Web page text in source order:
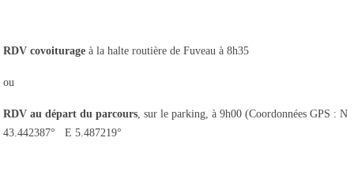
RDV covoiturage à la halte routière de Fuveau à 8h35
ou
RDV au départ du parcours , sur le parking, à 9h00 (Coordonnées GPS : N
43.442387° E 5.487219°